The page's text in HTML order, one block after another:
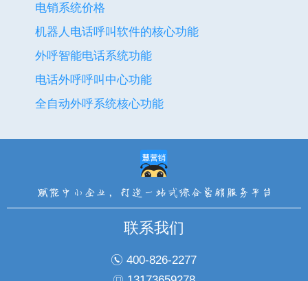
电销系统价格
机器人电话呼叫软件的核心功能
外呼智能电话系统功能
电话外呼呼叫中心功能
全自动外呼系统核心功能
联系我们
400-826-2277